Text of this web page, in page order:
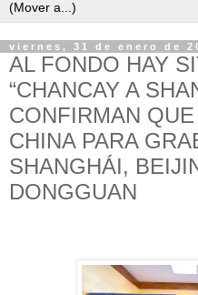
viernes, 31 de enero de
AL FONDO HAY
“CHANCAY A
CONFIRMAN
CHINA PARA
SHANGHÁI,
DONGGUAN